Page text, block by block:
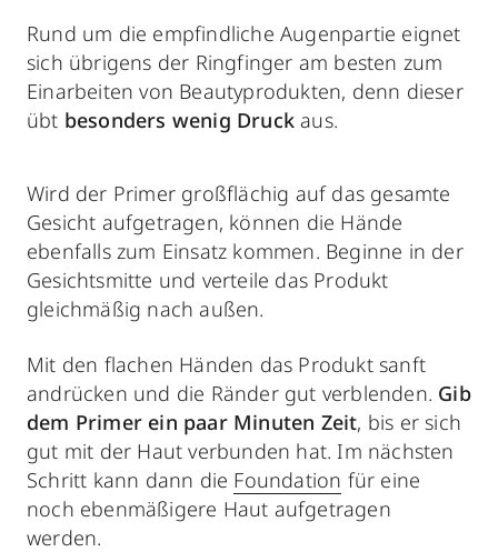
Rund um die empfindliche Augenpartie eignet
sich übrigens der Ringfinger am besten zum
Einarbeiten von Beautyprodukten, denn dieser
übt besonders wenig Druck aus.
Wird der Primer großflächig auf das gesamte
Gesicht aufgetragen, können die Hände
ebenfalls zum Einsatz kommen. Beginne in der
Gesichtsmitte und verteile das Produkt
gleichmäßig nach außen.
Mit den flachen Händen das Produkt sanft
andrücken und die Ränder gut verblenden. Gib
dem Primer ein paar Minuten Zeit, bis er sich
gut mit der Haut verbunden hat. Im nächsten
Schritt kann dann die Foundation für eine
noch ebenmäßigere Haut aufgetragen
werden.